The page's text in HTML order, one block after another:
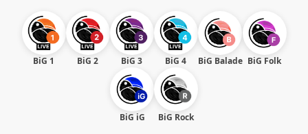
BiG 1 BiG 2 BiG 3 BiG 4 BiG Balade BiG Folk
BiG iG BiG Rock